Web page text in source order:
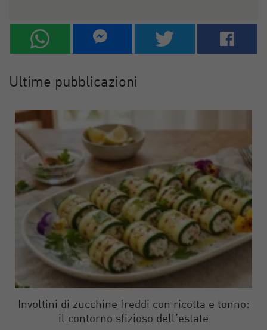
Ultime pubblicazioni
Involtini di zucchine freddi con ricotta e tonno:
il contorno sfizioso dell’estate